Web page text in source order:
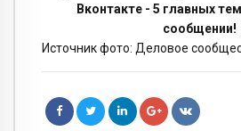
Вконтакте - 5 главных
сообщении!
Источник фото: Деловое